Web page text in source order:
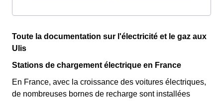
Toute la documentation sur l'électricité et le gaz aux
Ulis
Stations de chargement électrique en France
En France, avec la croissance des voitures électriques,
de nombreuses bornes de recharge sont installées